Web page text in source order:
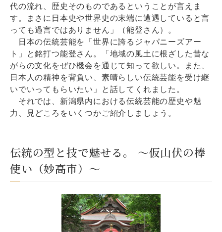
代の流れ、歴史そのものであるということが言えま
す。まさに日本史や世界史の末端に遭遇していると言
っても過言ではありません」（能登さん）。
日本の伝統芸能を「世界に誇るジャパニーズアー
ト」と銘打つ能登さん。「地域の風土に根ざした昔な
がらの文化をぜひ機会を通じて知って欲しい。また、
日本人の精神を背負い、素晴らしい伝統芸能を受け継
いでいってもらいたい」と話してくれました。
それでは、新潟県内における伝統芸能の歴史や魅
力、見どころをいくつかご紹介しましょう。
伝統の型と技で魅せる。 ～仮山伏の棒
使い（妙高市）～